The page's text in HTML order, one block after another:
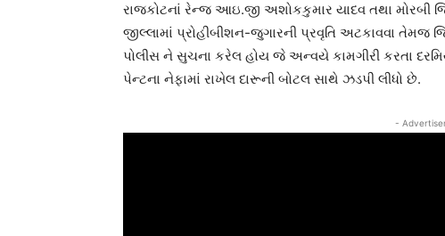
રાજકોટનાં રેન્જ આઇ.જી અશોકકુમાર યાદવ તથા મોરબી
જીલ્લામાં પ્રોહીબીશન-જુગારની પ્રવૃતિ અટકાવવા તેમજ
પોલીસ ને સુચના કરેલ હોય જે અન્વયે કામગીરી કરતા
પેન્ટના નેફામાં રાખેલ દારૂની બોટલ સાથે ઝડપી લીધો છે.
-